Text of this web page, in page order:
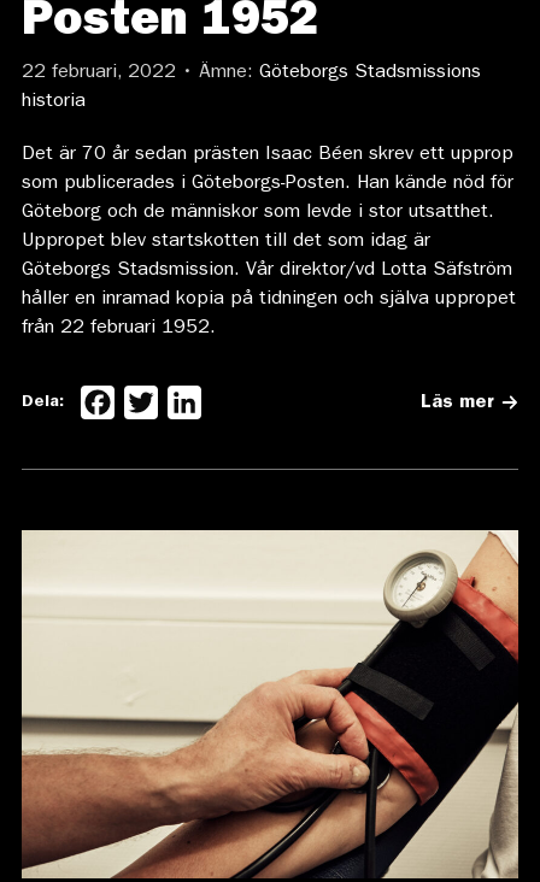
Posten 1952
22 februari, 2022 • Ämne: Göteborgs Stadsmissions
historia
Det är 70 år sedan prästen Isaac Béen skrev ett upprop
som publicerades i Göteborgs-Posten. Han kände nöd för
Göteborg och de människor som levde i stor utsatthet.
Uppropet blev startskotten till det som idag är
Göteborgs Stadsmission. Vår direktor/vd Lotta Säfström
håller en inramad kopia på tidningen och själva uppropet
från 22 februari 1952.
Läs mer
Dela: Facebook
Twitter